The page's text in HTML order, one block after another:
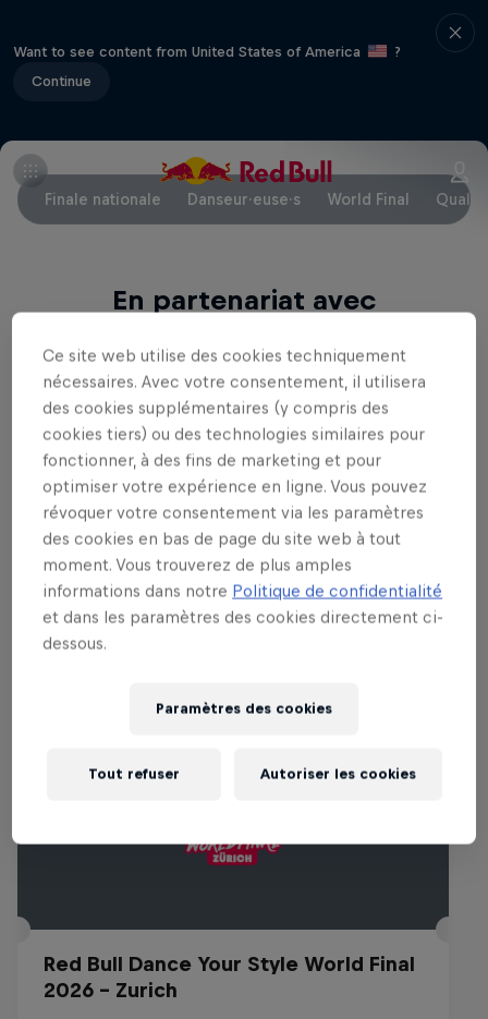
Want to see content from United States of America
?
Continue
Finale nationale Danseur·euse·s World Final
En partenariat avec
Événements associés
Red Bull Dance Your Style World Final
2026 - Zurich
Ce site web utilise des cookies techniquement
nécessaires. Avec votre consentement, il utilisera
des cookies supplémentaires (y compris des
cookies tiers) ou des technologies similaires pour
fonctionner, à des fins de marketing et pour
optimiser votre expérience en ligne. Vous pouvez
révoquer votre consentement via les paramètres
des cookies en bas de page du site web à tout
moment. Vous trouverez de plus amples
informations dans notre Politique de confidentialité
et dans les paramètres des cookies directement ci-
dessous.
Paramètres des cookies
Tout refuser Autoriser les cookies